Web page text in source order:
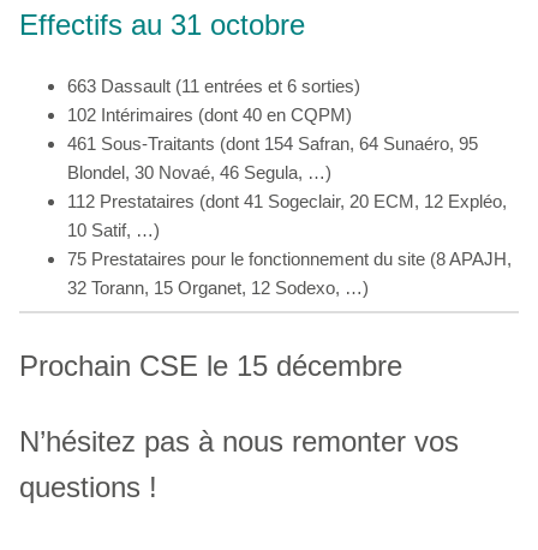
Effectifs au 31 octobre
663 Dassault (11 entrées et 6 sorties)
102 Intérimaires (dont 40 en CQPM)
461 Sous-Traitants (dont 154 Safran, 64 Sunaéro, 95
Blondel, 30 Novaé, 46 Segula, …)
112 Prestataires (dont 41 Sogeclair, 20 ECM, 12 Expléo,
10 Satif, …)
75 Prestataires pour le fonctionnement du site (8 APAJH,
32 Torann, 15 Organet, 12 Sodexo, …)
Prochain CSE le 15 décembre
N’hésitez pas à nous remonter vos
questions !